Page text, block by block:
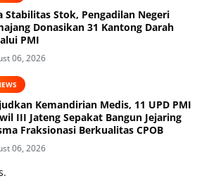
Stabilitas Stok, Pengadilan Negeri
Donasikan 31 Kantong Darah
PMI
06, 2026
Kemandirian Medis, 11 UPD PMI
III Jateng Sepakat Bangun Jejaring
Fraksionasi Berkualitas CPOB
06, 2026